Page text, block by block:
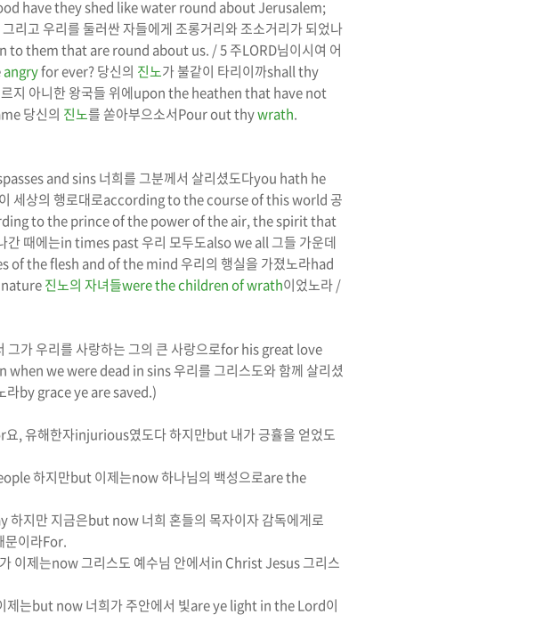
have they shed like water round about Jerusalem;
리고 우리를 둘러싼 자들에게 조롱거리와 조소거리가 되었나
to them that are round about us. /5주LORD님이시여 어
angryfor ever?당신의 진노가 불같이 타리이까shall thy
지 아니한 왕국들 위에upon the heathen that have not
당신의 진노를 쏟아부으소서Pour out thywrath.
and sins너희를 그분께서 살리셨도다you hath he
이 세상의 행로대로according to the course of this world공
to the prince of the power of the air, the spirit that
간 때에는in times past우리 모두도also we all그들 가운데
of the flesh and of the mind우리의 행실을 가졌노라had
진노의 자녀들were the children of wrath이었노라/
그가 우리를 사랑하는 그의 큰 사랑으로for his great love
when we were dead in sins우리를 그리스도와 함께 살리셨
라by grace ye are saved.)
요, 유해한자injurious였도다하지만but내가 긍휼을 얻었도
하지만but이제는now하나님의 백성으로are the
하지만지금은but now너희 혼들의 목자이자 감독에게로
문이라For.
가이제는now그리스도 예수님 안에서in Christ Jesus그리스
제는but now너희가 주안에서 빛are ye light in the Lord이